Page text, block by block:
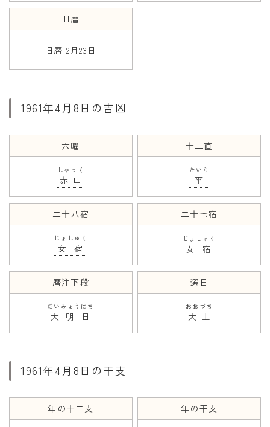
長寿のお祝い
季節の工作
旧暦
旧暦 2月23日
1961年4月8日の吉凶
六曜
赤口
しゃっく
十二直
平
たいら
二十八宿
女宿
じょしゅく
二十七宿
女宿
じょしゅく
暦注下段
大明日
だいみょうにち
選日
大土
おおづち
1961年4月8日の干支
年の十二支 年の干支